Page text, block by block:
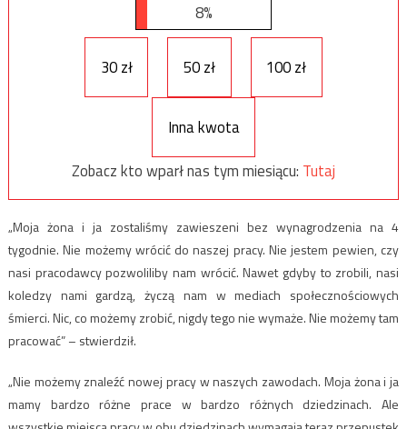
8%
30 zł 50 zł 100 zł
Inna kwota
Zobacz kto wparł nas tym miesiącu: Tutaj
„Moja żona i ja zostaliśmy zawieszeni bez wynagrodzenia na 4
tygodnie. Nie możemy wrócić do naszej pracy. Nie jestem pewien, czy
nasi pracodawcy pozwoliliby nam wrócić. Nawet gdyby to zrobili, nasi
koledzy nami gardzą, życzą nam w mediach społecznościowych
śmierci. Nic, co możemy zrobić, nigdy tego nie wymaże. Nie możemy tam
pracować” – stwierdził.
„Nie możemy znaleźć nowej pracy w naszych zawodach. Moja żona i ja
mamy bardzo różne prace w bardzo różnych dziedzinach. Ale